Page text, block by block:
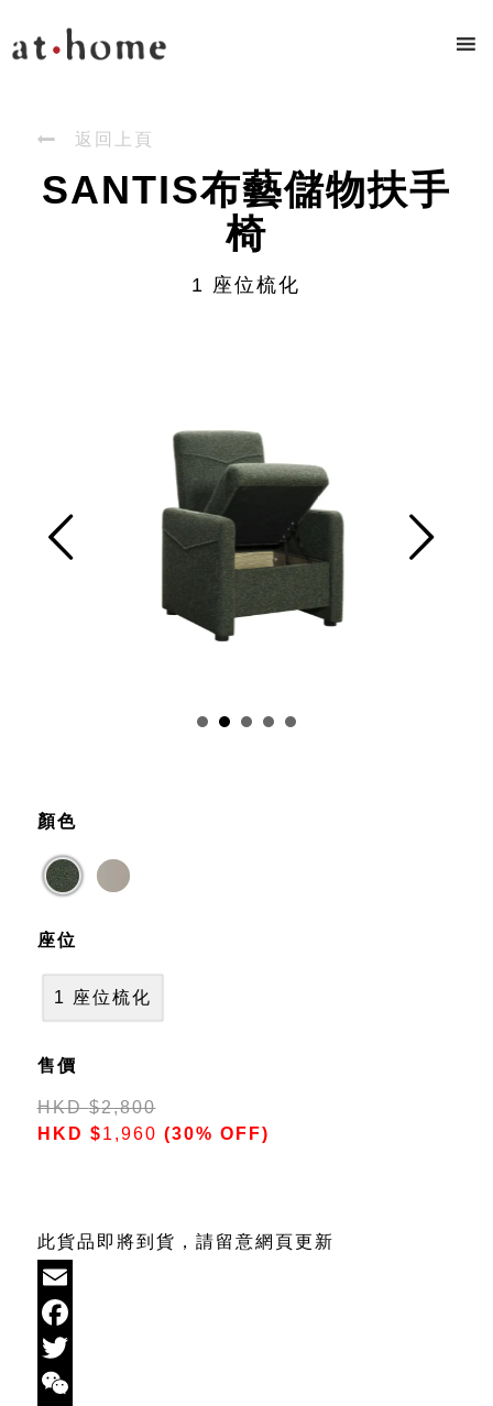
 返回上頁
SANTIS布藝儲物扶手
椅
1 座位梳化
顏色
座位
1 座位梳化
售價
HKD$2,800
HKD $1,960 (30% OFF)
此貨品即將到貨，請留意網頁更新
Email
Facebook
Twitter